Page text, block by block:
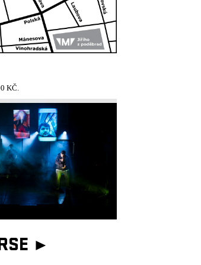
AKROPOLIS
►
KČ.